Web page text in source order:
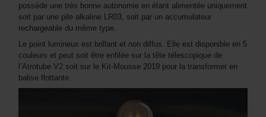
possède une très bonne autonomie en étant alimentée uniquement
soit par une pile alkaline LR03, soit par un accumulateur
rechargeable du même type.
Le point lumineux est brillant et non diffus. Elle est disponible en 5
couleurs et peut soit être enfilée sur la tête télescopique de
l’Atrotube V2 soit sur le Kit-Mousse 2019 pour la transformer en
balise flottante.